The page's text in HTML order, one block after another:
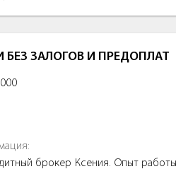
БЕЗ ЗАЛОГОВ И ПРЕДОПЛАТ
брокер Ксения. Опыт